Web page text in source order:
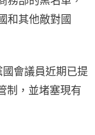
和其他敵對國
會議員近期已提
制，並堵塞現有